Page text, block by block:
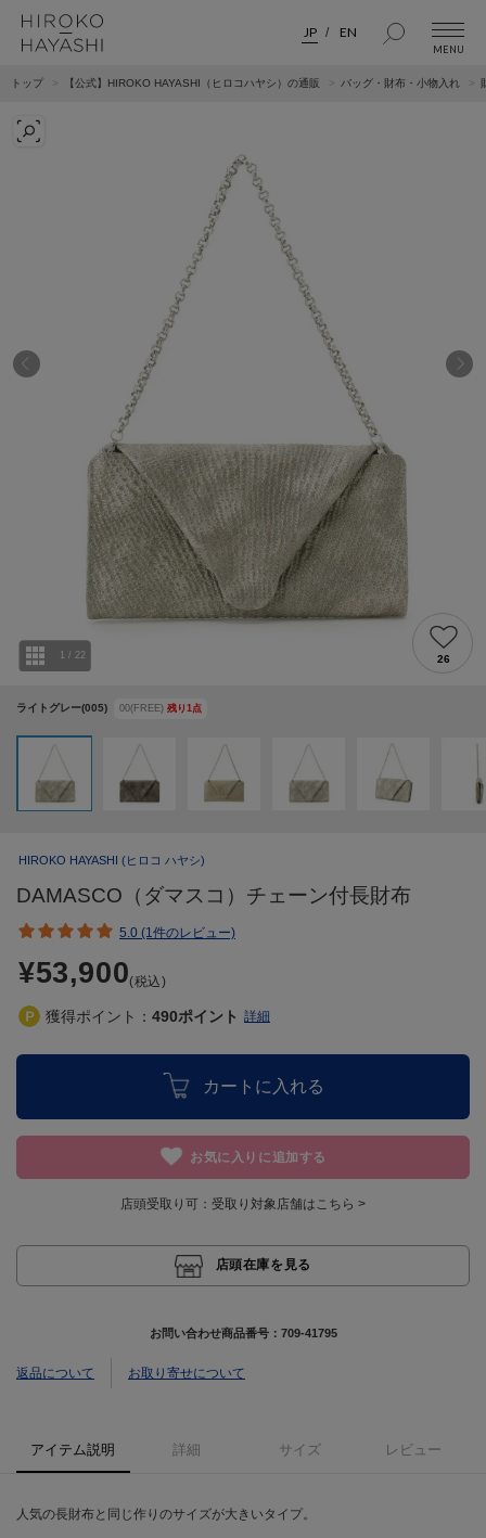
JP EN
トップ 【公式】HIROKO HAYASHI（ヒロコハヤシ）の通販 バッグ・財布・小物入れ
ライトグレー(005) 00(FREE) 残り 1 点
1 / 22 26
HIROKO HAYASHI (ヒロコ ハヤシ)
DAMASCO（ダマスコ）チェーン付長財布
5.0 (1件のレビュー)
¥53,900(税込)
獲得ポイント： 490ポイント 詳細
カートに入れる
お気に入りに追加する
店頭受取り可： 受取り対象店舗はこちら >
店頭在庫を見る
お問い合わせ商品番号： 709-41795
返品について お取り寄せについて
アイテム説明 詳細 サイズ レビュー
人気の長財布と同じ作りのサイズが大きいタイプ。